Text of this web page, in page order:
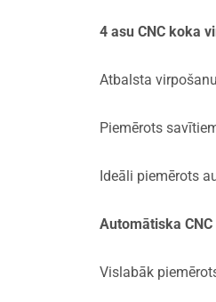
4 asu CNC koka
Atbalsta
Piemērots
Ideāli piemērots
Automātiska
Vislabāk